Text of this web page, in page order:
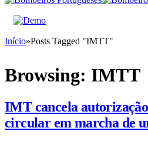
Início»Posts Tagged "IMTT"
Browsing: IMTT
IMT cancela
circular em marcha de